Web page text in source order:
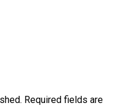
Required fields are